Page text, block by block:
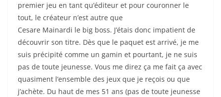
premier jeu en tant qu’éditeur et pour couronner le
tout, le créateur n’est autre que
Cesare Mainardi le big boss. J’étais donc impatient de
découvrir son titre. Dès que le paquet est arrivé, je me
suis précipité comme un gamin et pourtant, je ne suis
pas de toute jeunesse. Vous me direz ça me fait ça avec
quasiment l’ensemble des jeux que je reçois ou que
j’achète. Du haut de mes 51 ans (pas de toute jeunesse